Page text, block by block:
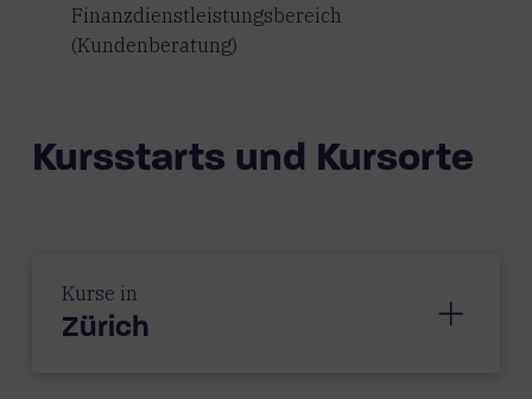
Finanzdienst­leistungsbereich
(Kundenberatung)
Kursstarts und Kursorte
Kurse in
Zürich